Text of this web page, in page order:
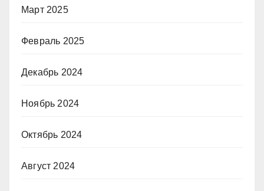
Март 2025
Февраль 2025
Декабрь 2024
Ноябрь 2024
Октябрь 2024
Август 2024